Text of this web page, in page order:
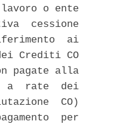
o ente
cessione
ai
Crediti CO
pagate alla
a  rate  dei
CO)
per